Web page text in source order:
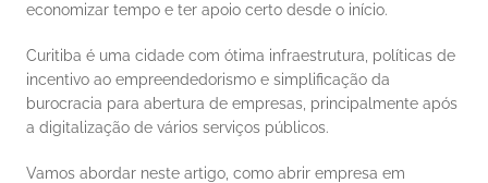
economizar tempo e ter apoio certo desde o início.
Curitiba é uma cidade com ótima infraestrutura, políticas de
incentivo ao empreendedorismo e simplificação da
burocracia para abertura de empresas, principalmente após
a digitalização de vários serviços públicos.
Vamos abordar neste artigo, como abrir empresa em